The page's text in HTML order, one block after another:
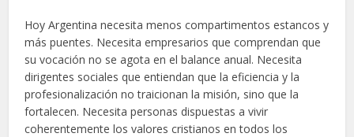
Hoy Argentina necesita menos compartimentos estancos y
más puentes. Necesita empresarios que comprendan que
su vocación no se agota en el balance anual. Necesita
dirigentes sociales que entiendan que la eficiencia y la
profesionalización no traicionan la misión, sino que la
fortalecen. Necesita personas dispuestas a vivir
coherentemente los valores cristianos en todos los